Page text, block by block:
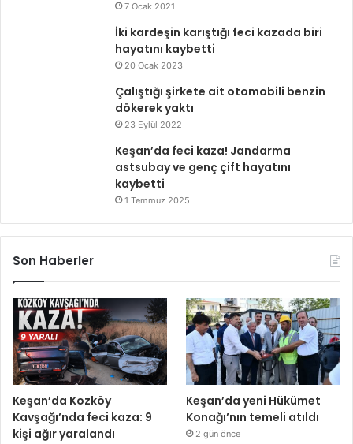
7 Ocak 2021
İki kardeşin karıştığı feci kazada biri
hayatını kaybetti
20 Ocak 2023
Çalıştığı şirkete ait otomobili benzin
dökerek yaktı
23 Eylül 2022
Keşan’da feci kaza! Jandarma
astsubay ve genç çift hayatını
kaybetti
1 Temmuz 2025
Son Haberler
Keşan’da Kozköy
Kavşağı’nda feci kaza: 9
kişi ağır yaralandı
Keşan’da yeni Hükümet
Konağı’nın temeli atıldı
2 gün önce